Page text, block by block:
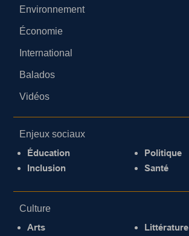
Environnement
Économie
International
Balados
Vidéos
Enjeux sociaux
Éducation
Inclusion
Politique
Santé
Culture
Arts
Littérature